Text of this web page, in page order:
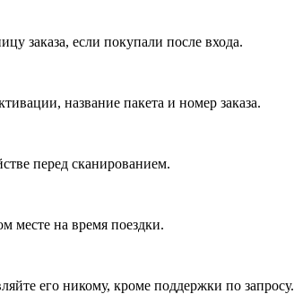
заказа, если покупали после входа.
название пакета и номер заказа.
перед сканированием.
месте на время поездки.
его никому, кроме поддержки по запросу.